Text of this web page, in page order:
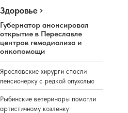
Здоровье
Губернатор анонсировал
открытие в Переславле
центров гемодиализа и
онкопомощи
Ярославские хирурги спасли
пенсионерку с редкой опухолью
Рыбинские ветеринары помогли
артистичному козленку